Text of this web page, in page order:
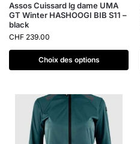
Assos Cuissard lg dame UMA
GT Winter HASHOOGI BIB S11 –
black
CHF 239.00
Choix des options